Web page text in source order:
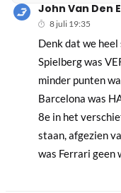
John Van Den
8 juli 19:35
Denk dat we
Spielberg was
minder punten
Barcelona was
8e in het
staan, afgezien
was Ferrari geen